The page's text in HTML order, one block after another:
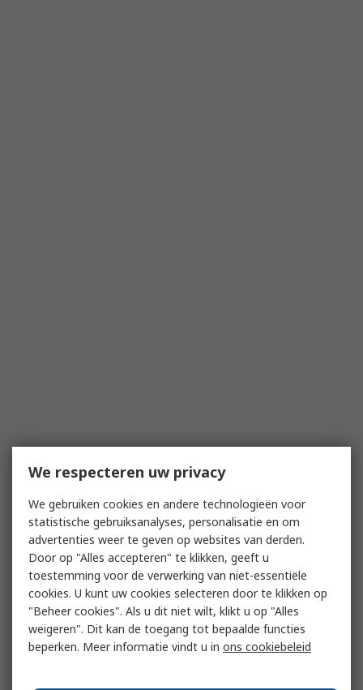
We respecteren uw privacy
We gebruiken cookies en andere technologieën voor
statistische gebruiksanalyses, personalisatie en om
advertenties weer te geven op websites van derden.
Door op "Alles accepteren" te klikken, geeft u
toestemming voor de verwerking van niet-essentiële
cookies. U kunt uw cookies selecteren door te klikken op
"Beheer cookies". Als u dit niet wilt, klikt u op "Alles
weigeren". Dit kan de toegang tot bepaalde functies
beperken. Meer informatie vindt u in ons cookiebeleid